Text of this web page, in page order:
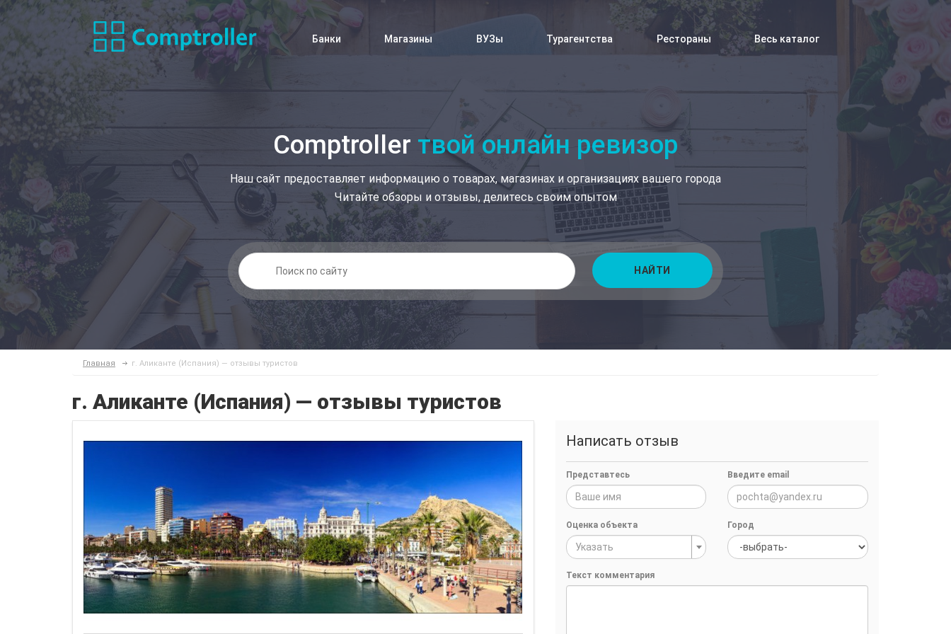
Банки Магазины ВУЗы Турагентства Рестораны Весь каталог
Comptroller твой онлайн ревизор
Наш сайт предоставляет информацию о товарах, магазинах и организациях вашего города
Читайте обзоры и отзывы, делитесь своим опытом
НАЙТИ
Главная г. Аликанте (Испания) — отзывы туристов
г. Аликанте (Испания) — отзывы туристов
Написать отзыв
Представтесь Введите email
Оценка объекта
Указать
Город
Текст комментария